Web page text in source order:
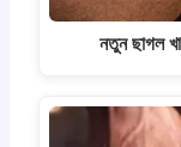
নতুন ছাগল